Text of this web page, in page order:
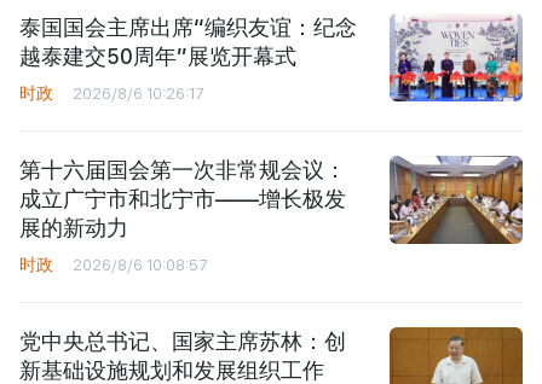
泰国国会主席出席“编织友谊：纪念
越泰建交50周年”展览开幕式
时政 2026/8/6 10:26:17
第十六届国会第一次非常规会议：
成立广宁市和北宁市——增长极发
展的新动力
时政 2026/8/6 10:08:57
党中央总书记、国家主席苏林：创
新基础设施规划和发展组织工作